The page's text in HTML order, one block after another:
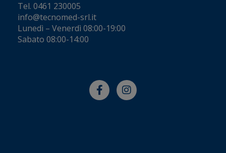
Tel. 0461 230005
info@tecnomed-srl.it
Lunedì – Venerdì 08:00-19:00
Sabato 08:00-14:00